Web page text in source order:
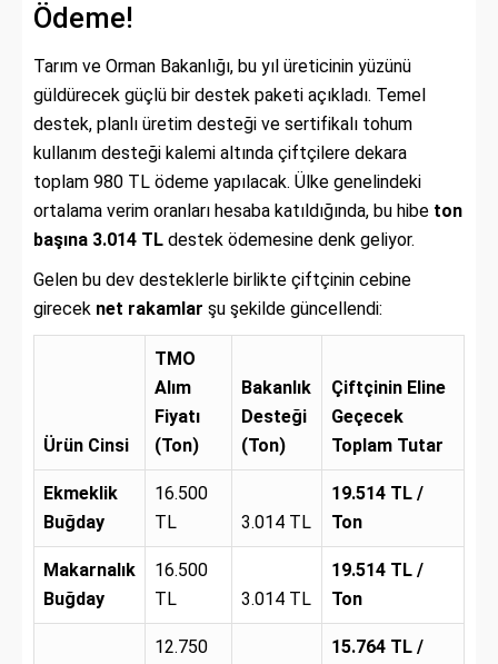
Ödeme!
Tarım ve Orman Bakanlığı, bu yıl üreticinin yüzünü
güldürecek güçlü bir destek paketi açıkladı. Temel
destek, planlı üretim desteği ve sertifikalı tohum
kullanım desteği kalemi altında çiftçilere dekara
toplam 980 TL ödeme yapılacak. Ülke genelindeki
ortalama verim oranları hesaba katıldığında, bu hibe ton
başına 3.014 TL destek ödemesine denk geliyor.
Gelen bu dev desteklerle birlikte çiftçinin cebine
girecek net rakamlar şu şekilde güncellendi:
Ürün Cinsi
TMO
Alım
Fiyatı
(Ton)
Bakanlık
Desteği
(Ton)
Çiftçinin Eline
Geçecek
Toplam Tutar
Ekmeklik
Buğday
16.500
TL
3.014 TL
19.514 TL /
Ton
Makarnalık
Buğday
16.500
TL
3.014 TL
19.514 TL /
Ton
12.750
15.764 TL /